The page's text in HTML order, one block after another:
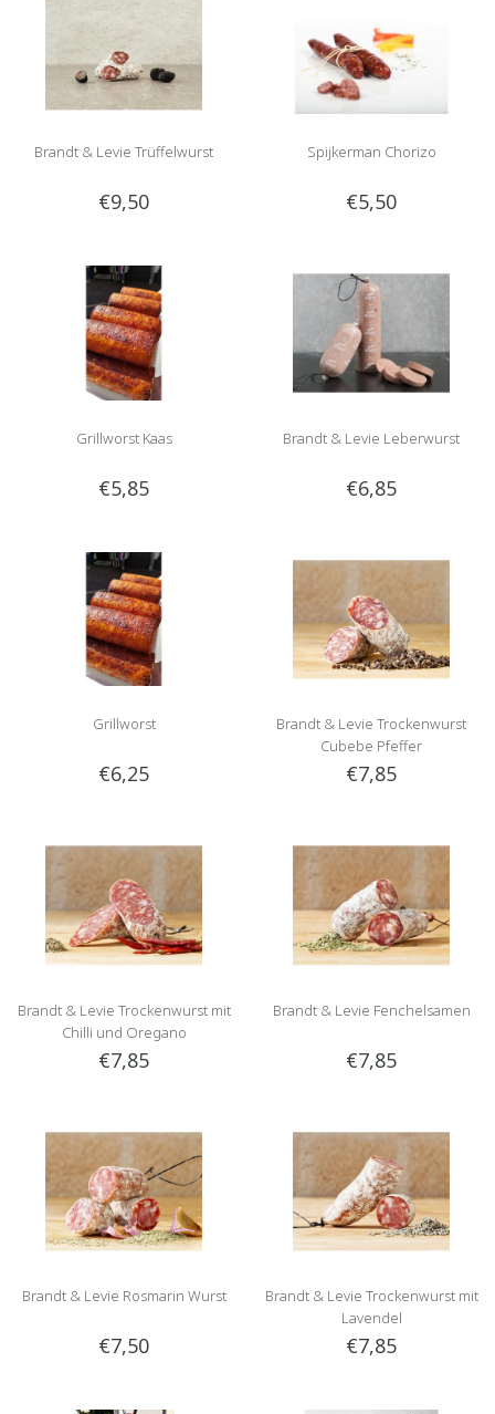
Brandt & Levie Trüffelwurst
€9,50
Spijkerman Chorizo
€5,50
Grillworst Kaas
€5,85
Brandt & Levie Leberwurst
€6,85
Grillworst
€6,25
Brandt & Levie Trockenwurst
Cubebe Pfeffer
€7,85
Brandt & Levie Trockenwurst mit
Chilli und Oregano
€7,85
Brandt & Levie Fenchelsamen
€7,85
Brandt & Levie Rosmarin Wurst
€7,50
Brandt & Levie Trockenwurst mit
Lavendel
€7,85